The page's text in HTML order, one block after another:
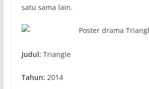
satu sama lain.
Judul: Triangle
Tahun: 2014